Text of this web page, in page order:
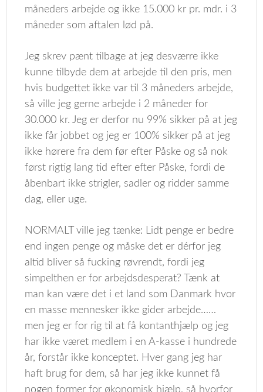
måneders arbejde og ikke 15.000 kr pr. mdr. i 3
måneder som aftalen lød på.
Jeg skrev pænt tilbage at jeg desværre ikke
kunne tilbyde dem at arbejde til den pris, men
hvis budgettet ikke var til 3 måneders arbejde,
så ville jeg gerne arbejde i 2 måneder for
30.000 kr. Jeg er derfor nu 99% sikker på at jeg
ikke får jobbet og jeg er 100% sikker på at jeg
ikke hørere fra dem før efter Påske og så nok
først rigtig lang tid efter efter Påske, fordi de
åbenbart ikke strigler, sadler og ridder samme
dag, eller uge.
NORMALT ville jeg tænke: Lidt penge er bedre
end ingen penge og måske det er dérfor jeg
altid bliver så fucking røvrendt, fordi jeg
simpelthen er for arbejdsdesperat? Tænk at
man kan være det i et land som Danmark hvor
en masse mennesker ikke gider arbejde……
men jeg er for rig til at få kontanthjælp og jeg
har ikke været medlem i en A-kasse i hundrede
år, forstår ikke konceptet. Hver gang jeg har
haft brug for dem, så har jeg ikke kunnet få
nogen former for økonomisk hjælp, så hvorfor